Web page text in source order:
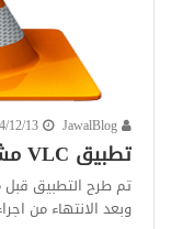
12/13
تطبيق VLC مشغل الفيديو للاندرويد
وبعد الانتهاء من